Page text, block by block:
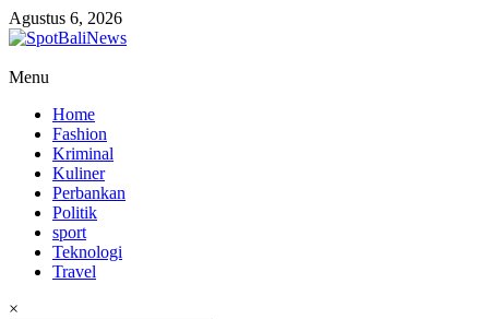
Lompat
ke
Agustus 6, 2026
SpotBaliNews
Menu
Home
Fashion
Kriminal
Kuliner
Perbankan
Politik
sport
Teknologi
Travel
×